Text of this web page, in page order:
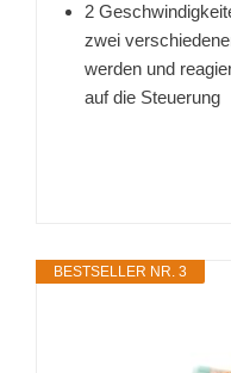
2
zwei
werden und
auf die Steuerung
BESTSELLER NR. 3